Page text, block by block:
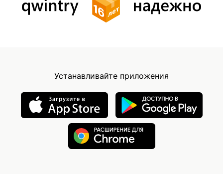
Устанавливайте приложения